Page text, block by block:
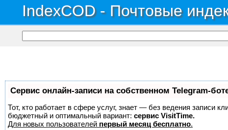
IndexCOD - Почтовые
Сервис онлайн-записи на собственном Telegram-
Тот, кто работает в сфере услуг, знает — без ведения записи
бюджетный и оптимальный вариант: сервис VisitTime.
Для новых пользователей первый месяц бесплатно.